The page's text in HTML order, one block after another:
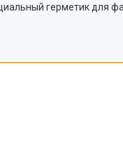
герметик для